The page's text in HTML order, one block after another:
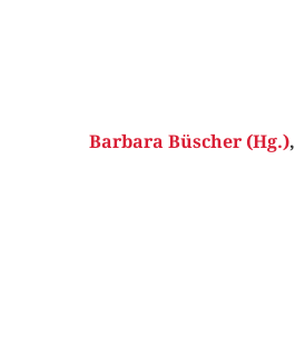
Barbara Büscher (Hg.),